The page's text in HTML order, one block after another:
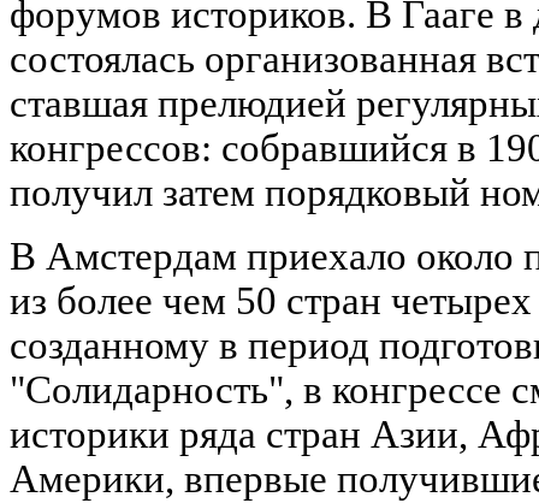
форумов историков. В Гааге в
состоялась организованная
ставшая прелюдией
конгрессов: собравшийся в
получил затем порядковый
В Амстердам приехало около
из более чем 50 стран
созданному в период
"Солидарность", в конгрессе
историки ряда стран Азии,
Америки, впервые